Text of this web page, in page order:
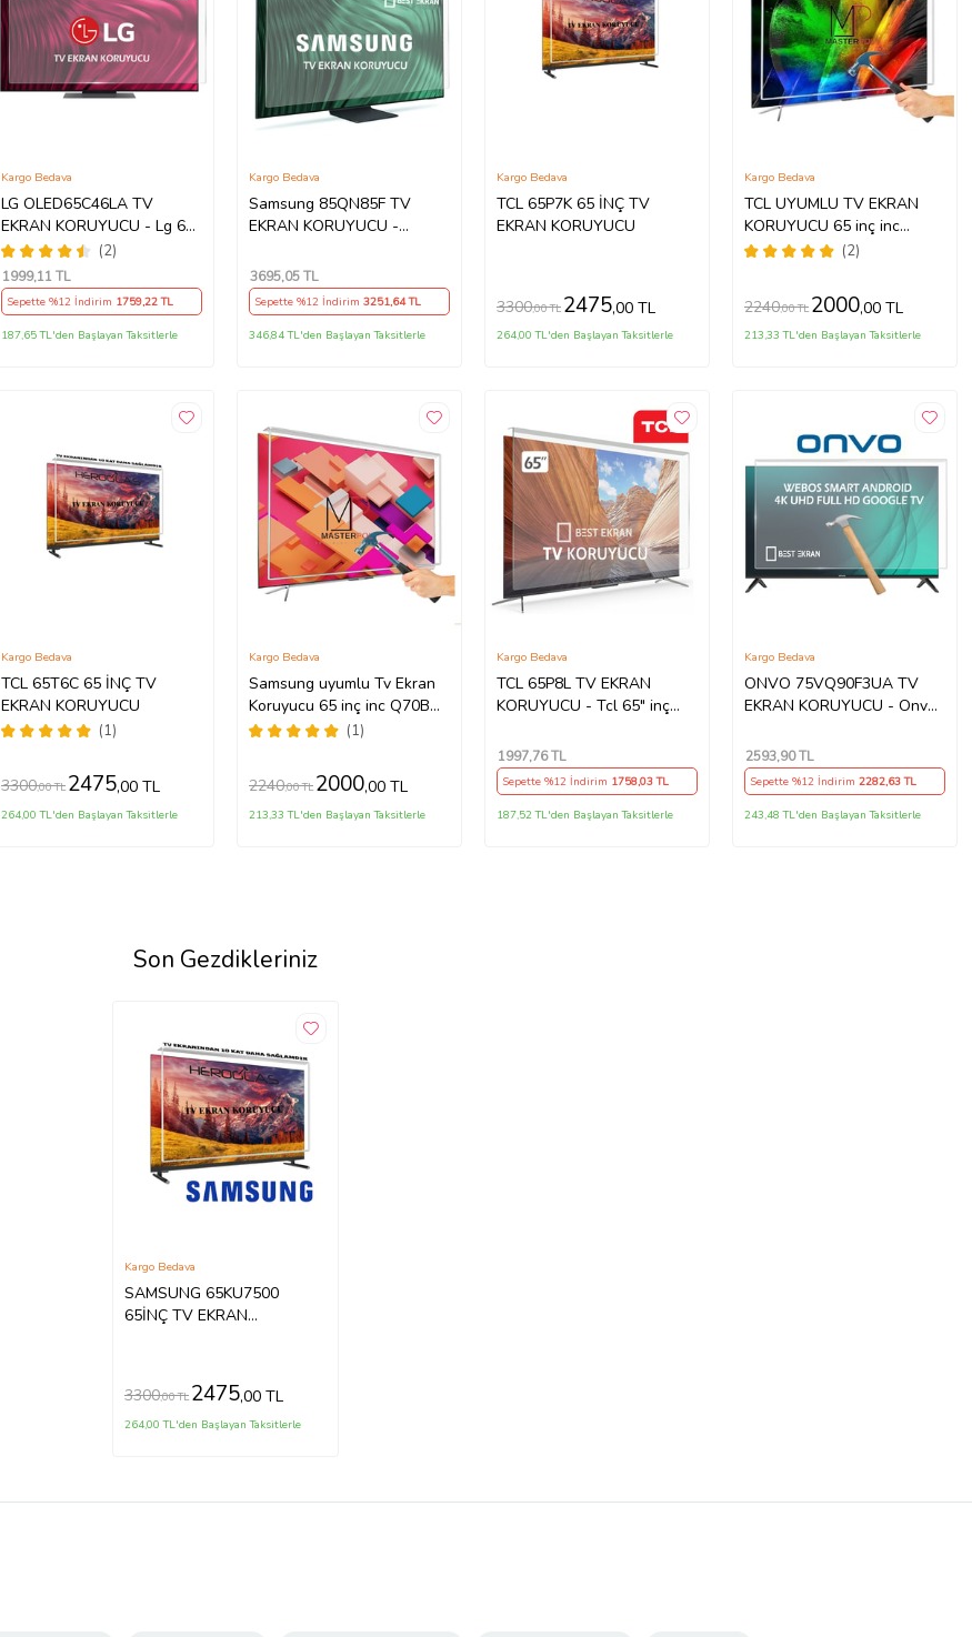
LG OLED65C46LA TV
EKRAN KORUYUCU - Lg 65"
inç 4k Oled Evo Ekran
Koruyucu
(2)
Kargo Bedava
1999,11 TL
Sepette %12 İndirim 1759,22 TL
187,65 TL'den Başlayan Taksitlerle
Samsung 85QN85F TV
EKRAN KORUYUCU -
Ekran Tv ekran Koruyucu
QE85QN85FAUXTK
Kargo Bedava
3695,05 TL
Sepette %12 İndirim 3251,64 TL
346,84 TL'den Başlayan Taksitlerle
TCL 65P7K 65 İNÇ TV
EKRAN KORUYUCU
Kargo Bedava
3300,00 TL 2475,00 TL
264,00 TL'den Başlayan Taksitlerle
TCL UYUMLU TV EKRAN
KORUYUCU 65 inç inc
65C735 C735 TCL QLED 4K
(2)
Kargo Bedava
2240,00 TL 2000,00 TL
213,33 TL'den Başlayan Taksitlerle
TCL 65T6C 65 İNÇ TV
EKRAN KORUYUCU
(1)
Kargo Bedava
3300,00 TL 2475,00 TL
264,00 TL'den Başlayan Taksitlerle
Samsung uyumlu Tv Ekran
Koruyucu 65 inç inc Q70B
QLED 4K Smart TV (2022)
(1)
Kargo Bedava
2240,00 TL 2000,00 TL
213,33 TL'den Başlayan Taksitlerle
TCL 65P8L TV EKRAN
KORUYUCU - Tcl 65" inç
Ekran Koruyucu
Kargo Bedava
1997,76 TL
Sepette %12 İndirim 1758,03 TL
187,52 TL'den Başlayan Taksitlerle
ONVO 75VQ90F3UA TV
EKRAN KORUYUCU - Onvo
Şeffaf Koruma paneli
Kargo Bedava
2593,90 TL
Sepette %12 İndirim2282,63 TL
243,48 TL'den Başlayan Taksitlerle
Son Gezdikleriniz
SAMSUNG 65KU7500
65İNÇ TV EKRAN
Kargo Bedava
3300,00 TL 2475,00 TL
264,00 TL'den Başlayan Taksitlerle